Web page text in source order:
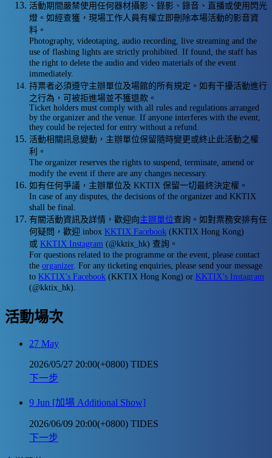
活動期間嚴禁使用任何器材攝影、錄影、錄音、直播或使用閃光
燈。如經查獲，現場工作人員有權立即刪除本場活動的影音資
料。
Photography, videotaping, audio recording, live streaming and the
use of flashing lights are strictly prohibited. If found, the staff has
the right to delete the audio and video materials of the event
immediately.
持票者必須遵守主辦單位及場館的所有規定。如有干擾活動進行
之行為，可被拒進場並不獲退款。
Ticket holders must comply with all rules and regulations arranged
by the organizer and the venue. If anyone interferes with the event,
they could be rejected for entry without a refund.
活動相關訊息變動，主辦單位保留隨時變更或終止此活動之權
利。
The organizer reserves the rights to suspend, terminate, amend or
modify the event if there are any changes necessary.
如有任何爭議，主辦單位及 KKTIX 保留一切最終決定權。
In case of any disputes, the decisions of the organizer and KKTIX
shall be final.
有關活動資訊及詳情，歡迎向主辦單位查詢。如對票務安排有任
何疑問，歡迎 inbox KKTIX Facebook (KKTIX Hong Kong)
或 KKTIX Instagram (@kktix_hk) 查詢。
For questions related to the programme or the event, please contact
the organizer. For any ticketing enquiries, please send your message
to KKTIX’s Facebook (KKTIX Hong Kong) or KKTIX’s Instagram
(@kktix_hk).
活動場次
27 May
2026/05/27 20:00(+0800) TIDES
下一步
9 Jun [加場 Additional Show]
2026/06/09 20:00(+0800) TIDES
下一步